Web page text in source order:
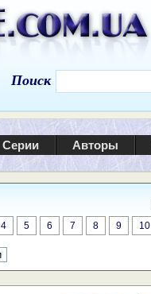
Поиск
Серии Авторы
4 5 6 7 8 9 10